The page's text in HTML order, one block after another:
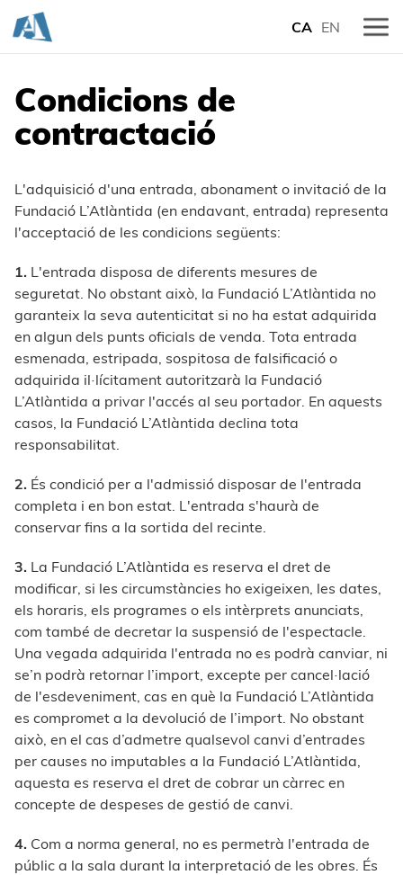
CA EN
Condicions de
contractació
L'adquisició d'una entrada, abonament o invitació de la
Fundació L’Atlàntida (en endavant, entrada) representa
l'acceptació de les condicions següents:
1. L'entrada disposa de diferents mesures de
seguretat. No obstant això, la Fundació L’Atlàntida no
garanteix la seva autenticitat si no ha estat adquirida
en algun dels punts oficials de venda. Tota entrada
esmenada, estripada, sospitosa de falsificació o
adquirida il·lícitament autoritzarà la Fundació
L’Atlàntida a privar l'accés al seu portador. En aquests
casos, la Fundació L’Atlàntida declina tota
responsabilitat.
2. És condició per a l'admissió disposar de l'entrada
completa i en bon estat. L'entrada s'haurà de
conservar fins a la sortida del recinte.
3. La Fundació L’Atlàntida es reserva el dret de
modificar, si les circumstàncies ho exigeixen, les dates,
els horaris, els programes o els intèrprets anunciats,
com també de decretar la suspensió de l'espectacle.
Una vegada adquirida l'entrada no es podrà canviar, ni
se’n podrà retornar l’import, excepte per cancel·lació
de l'esdeveniment, cas en què la Fundació L’Atlàntida
es compromet a la devolució de l’import. No obstant
això, en el cas d’admetre qualsevol canvi d’entrades
per causes no imputables a la Fundació L’Atlàntida,
aquesta es reserva el dret de cobrar un càrrec en
concepte de despeses de gestió de canvi.
4. Com a norma general, no es permetrà l'entrada de
públic a la sala durant la interpretació de les obres. És